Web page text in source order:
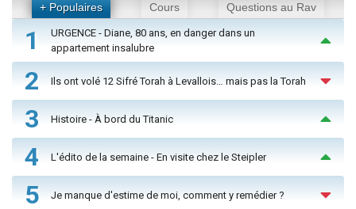
+ Populaires Cours Questions au Rav
1
URGENCE - Diane, 80 ans, en danger dans un
appartement insalubre
2 Ils ont volé 12 Sifré Torah à Levallois… mais pas la Torah
3 Histoire - À bord du Titanic
4 L'édito de la semaine - En visite chez le Steipler
5 Je manque d'estime de moi, comment y remédier ?